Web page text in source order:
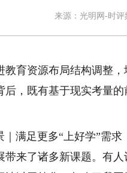
来源： 光明网-时评
资源布局结构调整，
，既有基于现实考量
了诸多新课题。有人